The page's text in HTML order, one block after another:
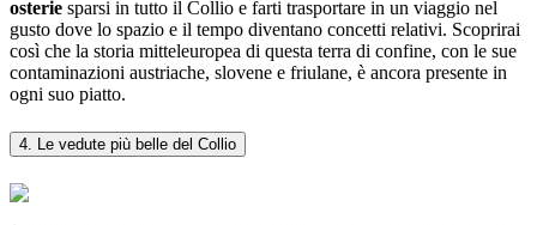
osterie sparsi in tutto il Collio e farti trasportare in un viaggio nel
gusto dove lo spazio e il tempo diventano concetti relativi. Scoprirai
così che la storia mitteleuropea di questa terra di confine, con le sue
contaminazioni austriache, slovene e friulane, è ancora presente in
ogni suo piatto.
4. Le vedute più belle del Collio